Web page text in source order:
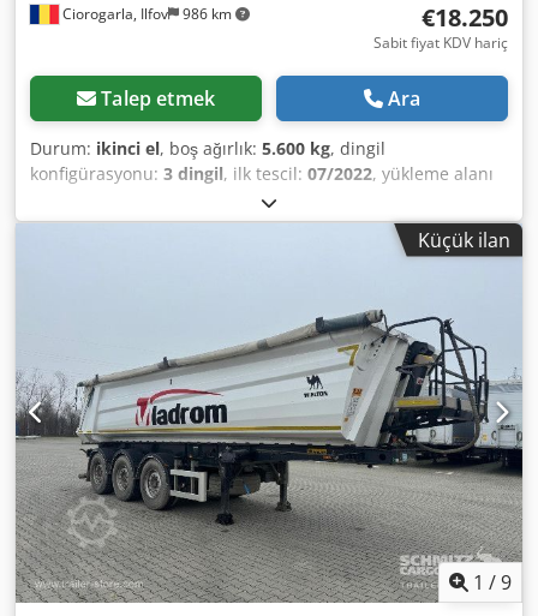
Ciorogarla, Ilfov 986 km €18.250
Sabit fiyat KDV hariç
Talep etmek Ara
Durum: ikinci el, boş ağırlık: 5.600 kg, dingil
konfigürasyonu: 3 dingil, ilk tescil: 07/2022, yükleme alanı
385/65 R22,5
Üretim yılı:2022, Boş ağırlık: 5600 kg, Lastik ebadı: 385/65
R22.5, Yükleme alanı hacmi: 28 m³, 1. dingil: , 2. dingil: , 3.
gerekiyor? Size özel finansman çözümleri, tam servis
sözleşmeleri ve telematik hizmetler sunuyoruz. Size kişisel
olarak danışmanlık yapmaktan memnuniyet duyarız.
Cedpfxeycmane Amgorf
Küçük ilan
1 /9